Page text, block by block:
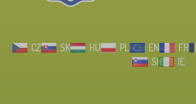
CZ SK HU PL EN FR
SI
IE